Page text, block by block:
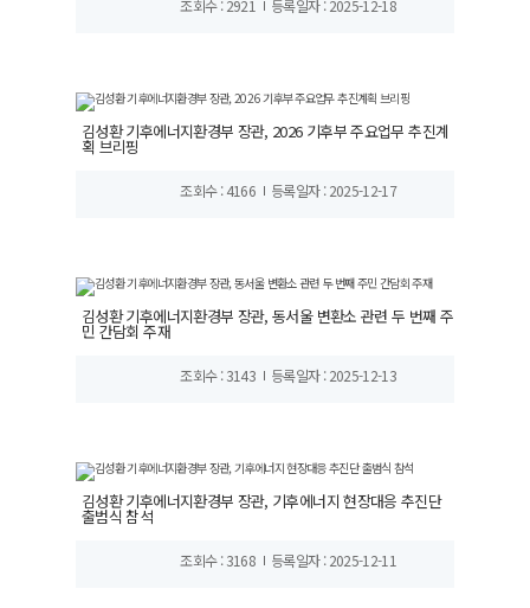
조회수 : 2921 등록일자 : 2025-12-18
김성환 기후에너지환경부 장관, 2026 기후부 주요업무 추진계
획 브리핑
조회수 : 4166 등록일자 : 2025-12-17
김성환 기후에너지환경부 장관, 동서울 변환소 관련 두 번째 주
민 간담회 주재
조회수 : 3143 등록일자 : 2025-12-13
김성환 기후에너지환경부 장관, 기후에너지 현장대응 추진단
출범식 참석
조회수 : 3168 등록일자 : 2025-12-11